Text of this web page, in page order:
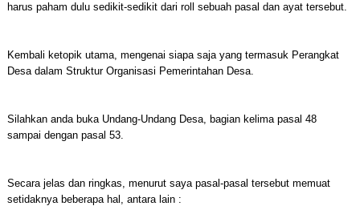
harus paham dulu sedikit-sedikit dari roll sebuah pasal dan ayat tersebut.
Kembali ketopik utama, mengenai siapa saja yang termasuk Perangkat
Desa dalam Struktur Organisasi Pemerintahan Desa.
Silahkan anda buka Undang-Undang Desa, bagian kelima pasal 48
sampai dengan pasal 53.
Secara jelas dan ringkas, menurut saya pasal-pasal tersebut memuat
setidaknya beberapa hal, antara lain :